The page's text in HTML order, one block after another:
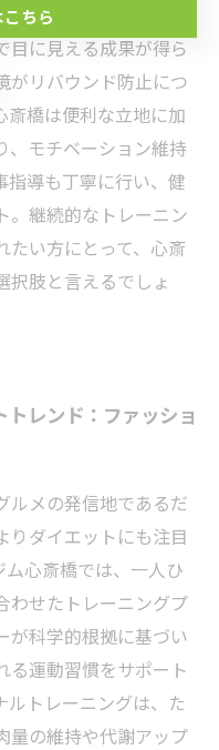
ップを目指します。
目に見える成果が得ら
がリバウンド防止につ
斎橋は便利な立地に加
、モチベーション維持
指導も丁寧に行い、健
。継続的なトレーニン
たい方にとって、心斎
択肢と言えるでしょ
レンド：ファッショ
ルメの発信地であるだ
りダイエットにも注目
心斎橋では、一人ひ
わせたトレーニングプ
が科学的根拠に基づい
る運動習慣をサポート
ルトレーニングは、た
量の維持や代謝アップ
ちら